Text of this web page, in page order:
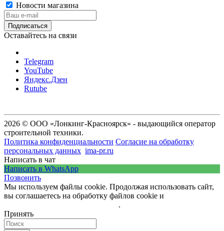
Новости магазина
Оставайтесь на связи
Telegram
YouTube
Яндекс.Дзен
Rutube
2026 © ООО «Лонкинг-Красноярск» - выдающийся оператор
строительной техники.
Политика конфиденциальности Согласие на обработку
персональных данных ima-pr.ru
Написать в чат
Написать в WhatsApp
Позвонить
Мы используем файлы cookie. Продолжая использовать сайт,
вы соглашаетесь на обработку файлов cookie и
.
Принять